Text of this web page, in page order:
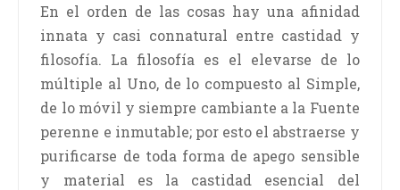
En el orden de las cosas hay una afinidad
innata y casi connatural entre castidad y
filosofía. La filosofía es el elevarse de lo
múltiple al Uno, de lo compuesto al Simple,
de lo móvil y siempre cambiante a la Fuente
perenne e inmutable; por esto el abstraerse y
purificarse de toda forma de apego sensible
y material es la castidad esencial del